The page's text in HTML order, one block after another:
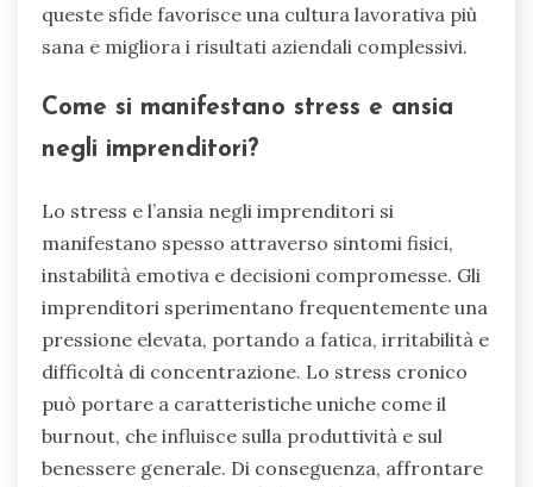
queste sfide favorisce una cultura lavorativa più
sana e migliora i risultati aziendali complessivi.
Come si manifestano stress e ansia
negli imprenditori?
Lo stress e l’ansia negli imprenditori si
manifestano spesso attraverso sintomi fisici,
instabilità emotiva e decisioni compromesse. Gli
imprenditori sperimentano frequentemente una
pressione elevata, portando a fatica, irritabilità e
difficoltà di concentrazione. Lo stress cronico
può portare a caratteristiche uniche come il
burnout, che influisce sulla produttività e sul
benessere generale. Di conseguenza, affrontare